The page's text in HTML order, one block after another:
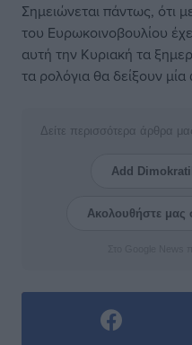
Σημειώνεται πάντως, ότι
του Ευρωκοινοβουλίου
αυτή την Κυριακή τα
τα ρολόγια θα δείξουν
Δείτε περισσότερα άρθρα
Add
Ακολουθήστε